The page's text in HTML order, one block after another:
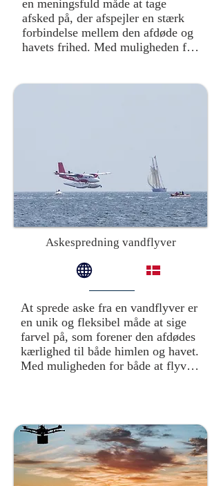
en meningsfuld måde at tage
afsked på, der afspejler en stærk
forbindelse mellem den afdøde og
havets frihed. Med muligheden for
Askespredning vandflyver
At sprede aske fra en vandflyver er
en unik og fleksibel måde at sige
farvel på, som forener den afdødes
kærlighed til både himlen og havet.
Med muligheden for både at flyve
ceremonien på.
Fra luften kan asken spredes og
blive båret af vinden ned mod
bølgerne i en smuk og symbolsk